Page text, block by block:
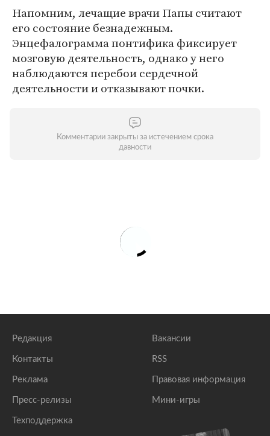
Напомним, лечащие врачи Папы считают
его состояние безнадежным.
Энцефалограмма понтифика фиксирует
мозговую деятельность, однако у него
наблюдаются перебои сердечной
деятельности и отказывают почки.
Комментарии закрыты за истечением срока
давности
Редакция
Контакты
Реклама
Пресс-релизы
Техподдержка
Вакансии
RSS
Правовая информация
Мини-игры